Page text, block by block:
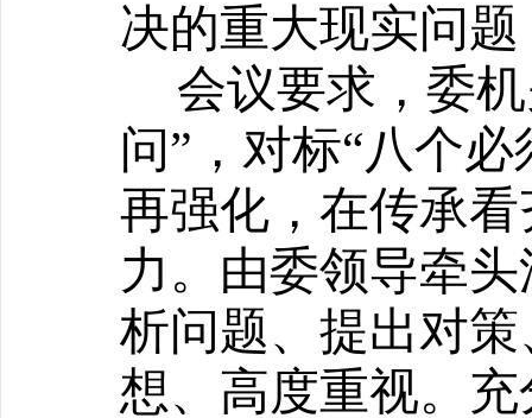
决的重大现实问
会议要求，委
问”，对标“八个
再强化，在传承
力。由委领导牵
析问题、提出对
想、高度重视。